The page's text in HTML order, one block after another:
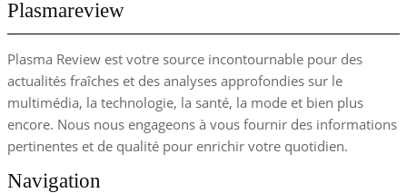
Plasmareview
Plasma Review est votre source incontournable pour des
actualités fraîches et des analyses approfondies sur le
multimédia, la technologie, la santé, la mode et bien plus
encore. Nous nous engageons à vous fournir des informations
pertinentes et de qualité pour enrichir votre quotidien.
Navigation